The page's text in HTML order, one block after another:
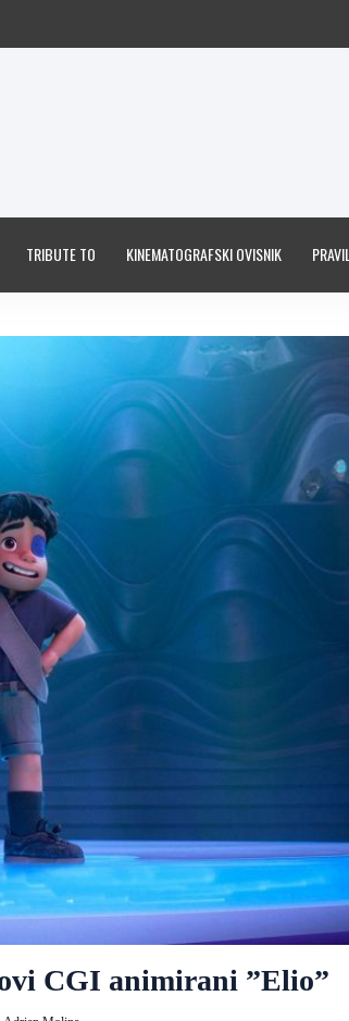
TRIBUTE TO KINEMATOGRAFSKI OVISNIK
CGI animirani ”Elio”